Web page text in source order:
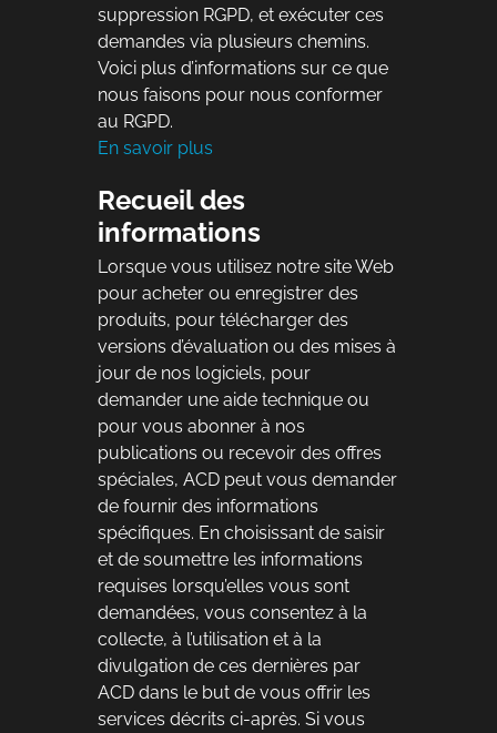
suppression RGPD, et exécuter ces
demandes via plusieurs chemins.
Voici plus d’informations sur ce que
nous faisons pour nous conformer
au RGPD.
En savoir plus
Recueil des
informations
Lorsque vous utilisez notre site Web
pour acheter ou enregistrer des
produits, pour télécharger des
versions d’évaluation ou des mises à
jour de nos logiciels, pour
demander une aide technique ou
pour vous abonner à nos
publications ou recevoir des offres
spéciales, ACD peut vous demander
de fournir des informations
spécifiques. En choisissant de saisir
et de soumettre les informations
requises lorsqu’elles vous sont
demandées, vous consentez à la
collecte, à l’utilisation et à la
divulgation de ces dernières par
ACD dans le but de vous offrir les
services décrits ci-après. Si vous